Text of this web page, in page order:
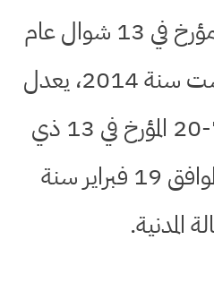
قانون رقم 14-08 مؤرخ في 13 شوال عام
1435 الموافق 9 غشت سنة 2014، يعدل
و يتمم الامر رقم 70-20 المؤرخ في 13 ذي
الحجة عام 1389 الموافق 19 فبراير سنة